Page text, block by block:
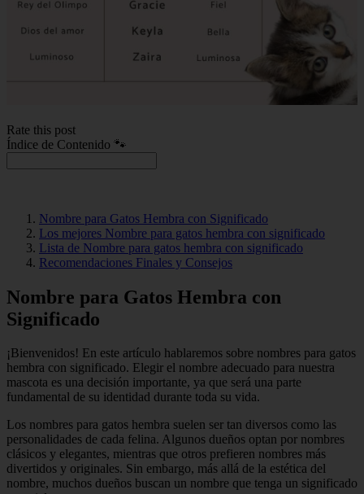
Rate this post
Índice de Contenido 🐾
Nombre para Gatos Hembra con Significado
Los mejores Nombre para gatos hembra con significado
Lista de Nombre para gatos hembra con significado
Recomendaciones Finales y Consejos
Nombre para Gatos Hembra con
Significado
¡Bienvenidos! En este artículo hablaremos sobre nombres para gatos
hembra con significado. Elegir el nombre adecuado para nuestra
mascota es una decisión importante, ya que será una parte
fundamental de su identidad durante toda su vida.
Los nombres para gatos hembra suelen ser tan diversos como las
personalidades de cada felina. Algunos dueños optan por nombres
clásicos y elegantes, mientras que otros prefieren nombres más
divertidos y originales. Sin embargo, más allá de la estética del
nombre, muchos dueños buscan un nombre que tenga un significado